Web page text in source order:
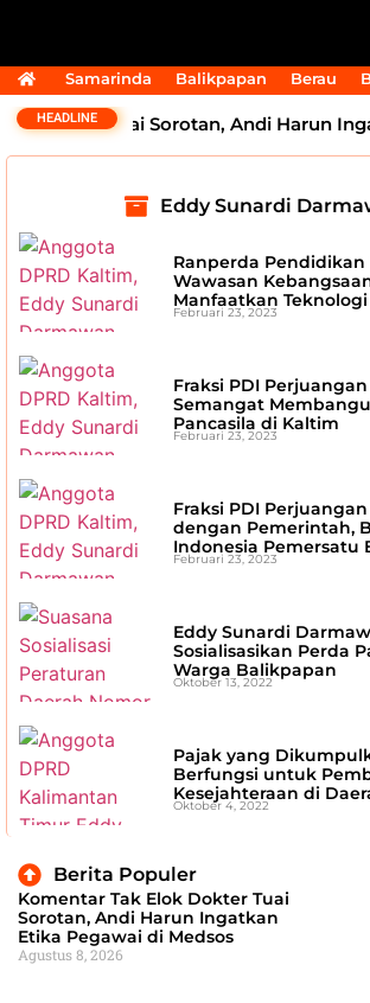
Samarinda Balikpapan Berau
HEADLINE
Dokter Tuai Sorotan, Andi Harun
Eddy Sunardi
Ranperda Pendidikan
Wawasan
Manfaatkan
Februari 23, 2023
Fraksi PDI
Semangat
Pancasila di Kaltim
Februari 23, 2023
Fraksi PDI
dengan Pemerintah,
Indonesia Pemersatu
Februari 23, 2023
Eddy Sunardi
Sosialisasikan Perda
Warga Balikpapan
Oktober 13, 2022
Pajak yang
Berfungsi untuk
Kesejahteraan di
Oktober 4, 2022
Berita Populer
Komentar Tak Elok Dokter Tuai
Sorotan, Andi Harun Ingatkan
Etika Pegawai di Medsos
Agustus 8, 2026